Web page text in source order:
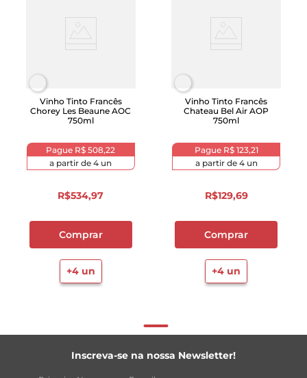
Vinho Tinto Francês
Chorey Les Beaune AOC
750ml
Pague R$ 508,22
a partir de4 un
R$534,97
Comprar
+4un
Vinho Tinto Francês
Chateau Bel Air AOP
750ml
Pague R$ 123,21
a partir de 4un
R$129,69
Comprar
+4 un
Inscreva-se na nossa Newsletter!